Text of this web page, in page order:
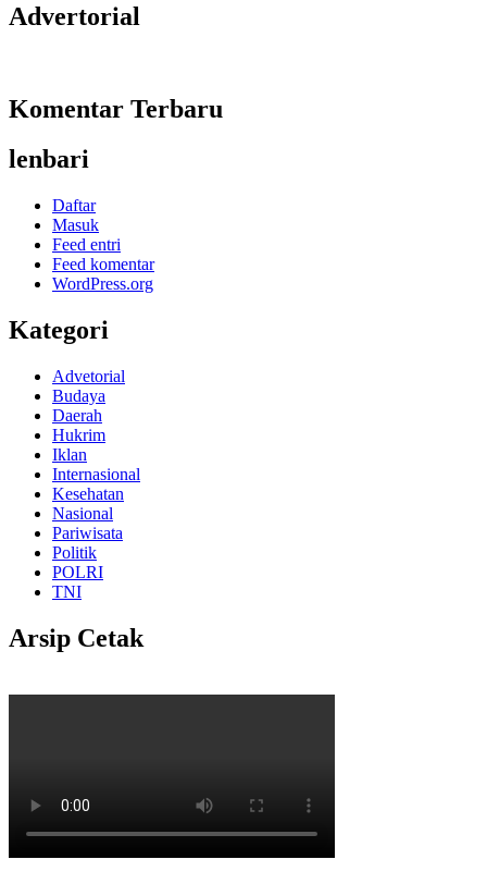
Advertorial
Komentar Terbaru
lenbari
Daftar
Masuk
Feed entri
Feed komentar
WordPress.org
Kategori
Advetorial
Budaya
Daerah
Hukrim
Iklan
Internasional
Kesehatan
Nasional
Pariwisata
Politik
POLRI
TNI
Arsip Cetak